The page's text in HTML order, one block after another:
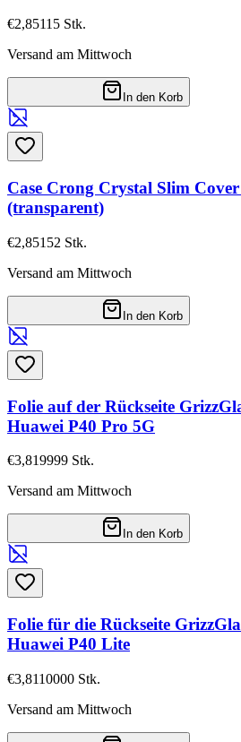
€2,85115 Stk.
Versand am Mittwoch
In den Korb
Case Crong Crystal Slim
(transparent)
€2,85152 Stk.
Versand am Mittwoch
In den Korb
Folie auf der Rückseite
Huawei P40 Pro 5G
€3,819999 Stk.
Versand am Mittwoch
In den Korb
Folie für die Rückseite
Huawei P40 Lite
€3,8110000 Stk.
Versand am Mittwoch